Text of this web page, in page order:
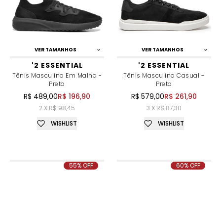
VER TAMANHOS
'2 ESSENTIAL
Tênis Masculino Em Malha -
Preto
R$ 489,00R$ 196,90
2 X R$ 98,45
WISHLIST
VER TAMANHOS
'2 ESSENTIAL
Tênis Masculino Casual -
Preto
R$ 579,00R$ 261,90
3 X R$ 87,30
WISHLIST
55% OFF 60% OFF